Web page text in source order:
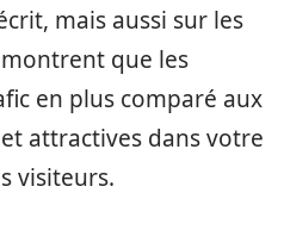
mais aussi sur les
que les
en plus comparé aux
attractives dans votre
visiteurs.